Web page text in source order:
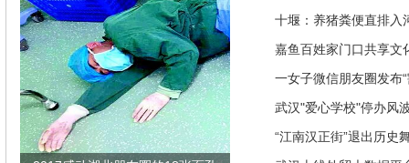
推优惠政策
十堰：养猪粪便直排入
偿40余万元
嘉鱼百姓家门口共享文
馆讲座家里看
一女子微信朋友圈发布
发现竟是闹剧
武汉"爱心学校"停办风
“江南汉正街”退出历史